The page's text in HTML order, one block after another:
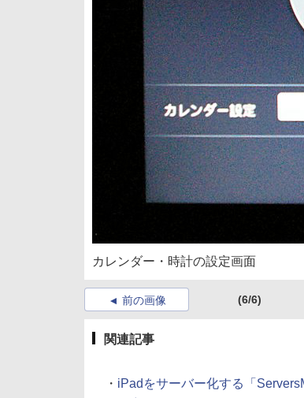
カレンダー・時計の設定画面
前の画像 (6/6)
関連記事
・ iPadをサーバー化する「